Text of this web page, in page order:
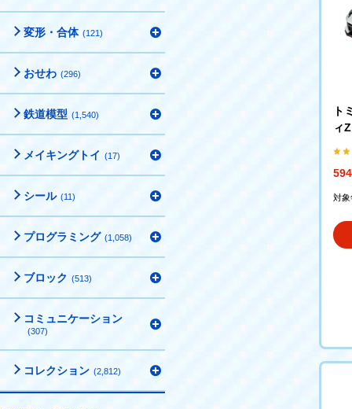
ト
ィ
対象
変形・合体 (121)
おせわ (296)
鉄道模型 (1,540)
メイキングトイ (17)
シール (11)
プログラミング (1,058)
ブロック (513)
コミュニケーション
(307)
コレクション (2,812)